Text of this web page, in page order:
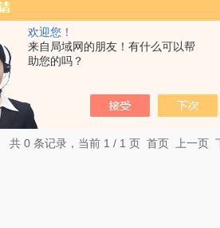
欢迎您！
来自局域网的朋友！有什么可以帮
助您的吗？
共 0 条记录，当前 1 / 1 页 首页 上一页